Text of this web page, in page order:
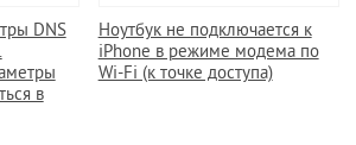
DNS
в
Ноутбук не подключается к
iPhone в режиме модема по
Wi-Fi (к точке доступа)